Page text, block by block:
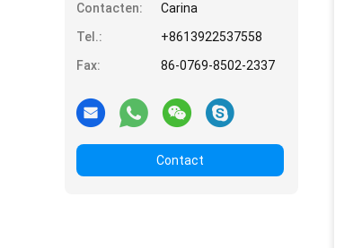
Contacten:
Carina
Tel.:
+8613922537558
Fax:
86-0769-8502-2337
Contact